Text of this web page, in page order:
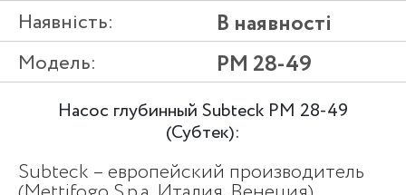
Наявність: В наявності
Модель: PM 28-49
Насос глубинный Subteck PM 28-49
(Субтек):
Subteck – европейский производитель